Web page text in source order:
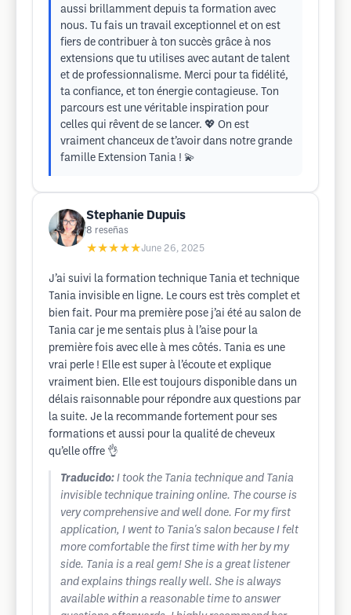
aussi brillamment depuis ta formation avec
nous. Tu fais un travail exceptionnel et on est
fiers de contribuer à ton succès grâce à nos
extensions que tu utilises avec autant de talent
et de professionnalisme. Merci pour ta fidélité,
ta confiance, et ton énergie contagieuse. Ton
parcours est une véritable inspiration pour
celles qui rêvent de se lancer. 💖 On est
vraiment chanceux de t’avoir dans notre grande
famille Extension Tania ! 💫
Stephanie Dupuis
8 reseñas
★★★★★June 26, 2025
J’ai suivi la formation technique Tania et technique
Tania invisible en ligne. Le cours est très complet et
bien fait. Pour ma première pose j’ai été au salon de
Tania car je me sentais plus à l’aise pour la
première fois avec elle à mes côtés. Tania es une
vrai perle ! Elle est super à l’écoute et explique
vraiment bien. Elle est toujours disponible dans un
délais raisonnable pour répondre aux questions par
la suite. Je la recommande fortement pour ses
formations et aussi pour la qualité de cheveux
qu’elle offre 👌
Traducido: I took the Tania technique and Tania
invisible technique training online. The course is
very comprehensive and well done. For my first
application, I went to Tania's salon because I felt
more comfortable the first time with her by my
side. Tania is a real gem! She is a great listener
and explains things really well. She is always
available within a reasonable time to answer